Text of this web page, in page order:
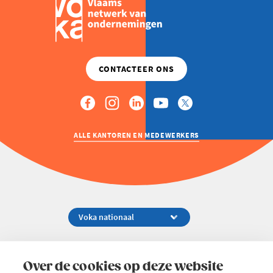
Over de cookies op deze website
ALLE KANTOREN EN MEDEWERKERS
02 229 81 11